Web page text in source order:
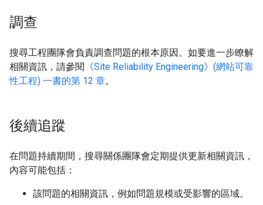
調查
搜尋工程團隊會負責調查問題的根本原因。如要進一步瞭解
相關資訊，請參閱 《Site Reliability Engineering》(網站可靠
性工程) 一書的第 12 章。
後續追蹤
在問題持續期間，搜尋關係團隊會定期提供更新相關資訊，
內容可能包括：
該問題的相關資訊，例如問題規模或受影響的區域。